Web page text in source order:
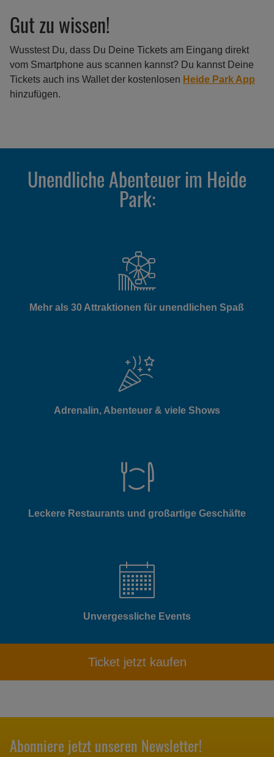
Gut zu wissen!
Wusstest Du, dass Du Deine Tickets am Eingang direkt
vom Smartphone aus scannen kannst? Du kannst Deine
Tickets auch ins Wallet der kostenlosen Heide Park App
hinzufügen.
Unendliche Abenteuer im Heide
Park:
Mehr als 30 Attraktionen für unendlichen Spaß
Adrenalin, Abenteuer & viele Shows
Leckere Restaurants und großartige Geschäfte
Unvergessliche Events
Ticket jetzt kaufen
Abonniere jetzt unseren Newsletter!